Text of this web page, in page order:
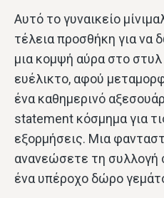
Αυτό το γυναικείο
τέλεια προσθήκη για να
μια κομψή αύρα στο στυλ
ευέλικτο, αφού
ένα καθημερινό
statement κόσμημα για
εξορμήσεις. Μια
ανανεώσετε τη συλλογή
ένα υπέροχο δώρο